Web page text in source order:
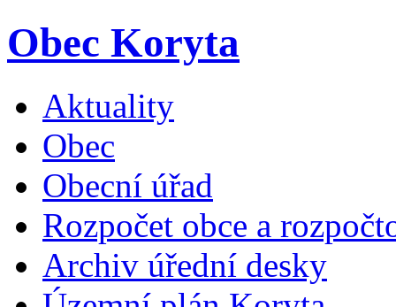
Obec Koryta
Aktuality
Obec
Obecní úřad
Rozpočet obce a
Archiv úřední desky